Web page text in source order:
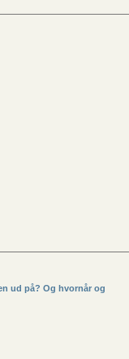
ud på? Og hvornår og